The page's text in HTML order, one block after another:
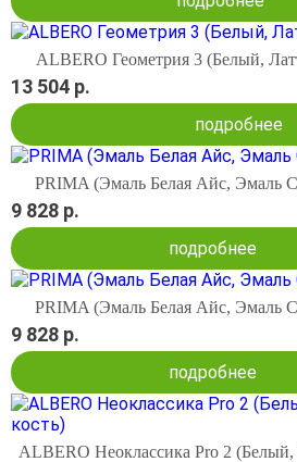
ALBERO Геометрия 3 (Белый,
13 504 р.
подробнее
PRIMA (Эмаль Белая Айс, Эмаль
9 828 р.
подробнее
PRIMA (Эмаль Белая Айс, Эмаль
9 828 р.
подробнее
ALBERO Неоклассика Pro 2 (Белый,